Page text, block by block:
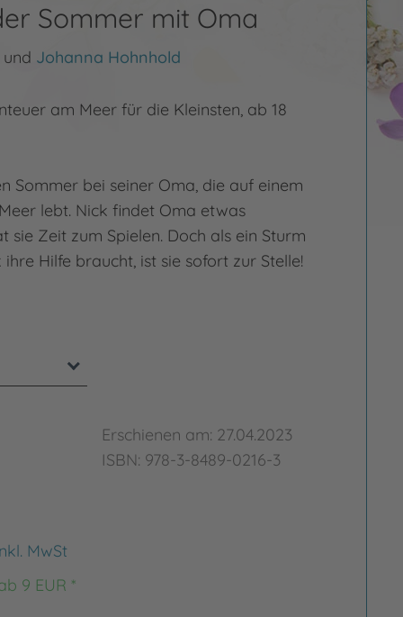
Sommer mit Oma
Johanna Hohnhold
am Meer für die Kleinsten, ab 18
Sommer bei seiner Oma, die auf einem
lebt. Nick findet Oma etwas
sie Zeit zum Spielen. Doch als ein Sturm
Hilfe braucht, ist sie sofort zur Stelle!
Erschienen am: 27.04.2023
ISBN: 978-3-8489-0216-3
MwSt
9 EUR *